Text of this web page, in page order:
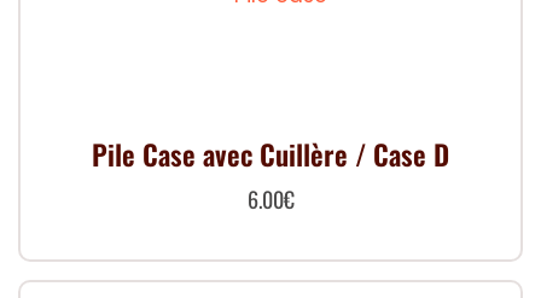
Pile Case avec Cuillère / Case D
6.00€
produit